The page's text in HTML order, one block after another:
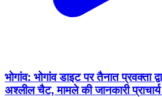
भोगांव: भोगांव डाइट पर तैनात प्रवक्ता
अश्लील चैट, मामले की जानकारी